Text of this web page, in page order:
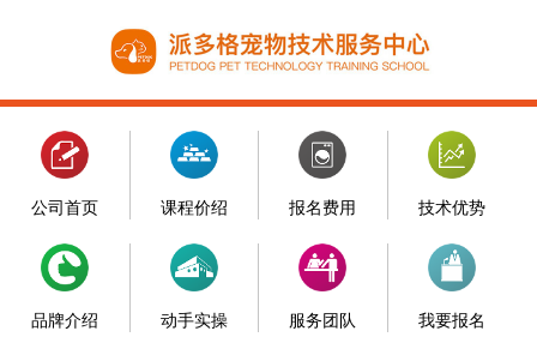
公司首页 课程价绍 报名费用 技术优势
品牌介绍 动手实操 服务团队 我要报名